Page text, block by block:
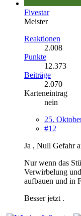
Fivestar
Meister
Reaktionen
2.008
Punkte
12.373
Beiträge
2.070
Karteneintrag
nein
25.
#12
Ja , Null Gefahr
Nur wenn das
Verwirbelung
aufbauen und in
Besser jetzt .